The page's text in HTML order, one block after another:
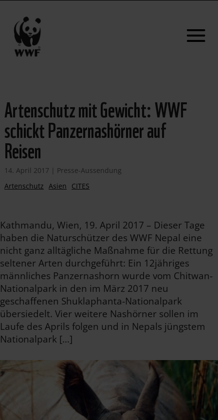
Artenschutz mit Gewicht: WWF
schickt Panzernashörner auf
Reisen
14. April 2017 | Presse-Aussendung
Artenschutz Asien CITES
Kathmandu, Wien, 19. April 2017 – Dieser Tage
haben die Naturschützer des WWF Nepal eine
nicht ganz alltägliche Maßnahme für die Rettung
seltener Arten durchgeführt: Ein 12jähriges
männliches Panzernashorn wurde vom Chitwan-
Nationalpark in den im März 2017 neu
geschaffenen Shuklaphanta-Nationalpark
übersiedelt. Vier weitere Nashörner sollen im
Laufe des Aprils folgen und in Nepals jüngstem
Nationalpark […]